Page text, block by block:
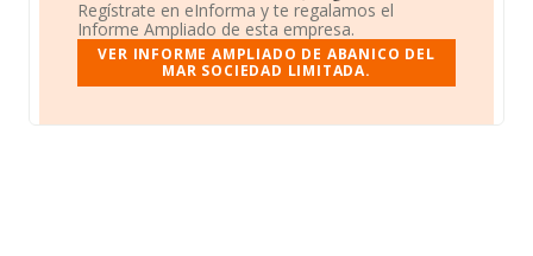
Regístrate en eInforma y te regalamos el
Informe Ampliado de esta empresa.
VER INFORME AMPLIADO DE ABANICO DEL
MAR SOCIEDAD LIMITADA.